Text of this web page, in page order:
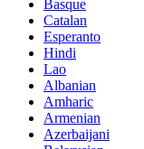
Basque
Catalan
Esperanto
Hindi
Lao
Albanian
Amharic
Armenian
Azerbaijani